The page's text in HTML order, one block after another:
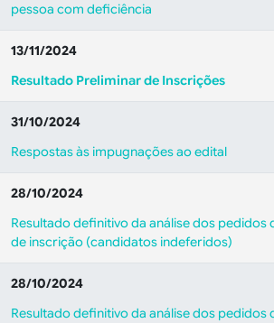
pessoa com deficiência
13/11/2024
Resultado Preliminar de Inscrições
31/10/2024
Respostas às impugnações ao edital
28/10/2024
Resultado definitivo da análise dos pedidos
de inscrição (candidatos indeferidos)
28/10/2024
Resultado definitivo da análise dos pedidos